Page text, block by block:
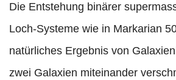
Die Entstehung binärer
Loch-Systeme wie in Markarian
natürliches Ergebnis von
zwei Galaxien miteinander